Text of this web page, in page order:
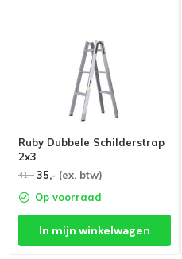
Ruby Dubbele Schilderstrap
2x3
41,- 35,- (ex. btw)
Op voorraad
In mijn winkelwagen